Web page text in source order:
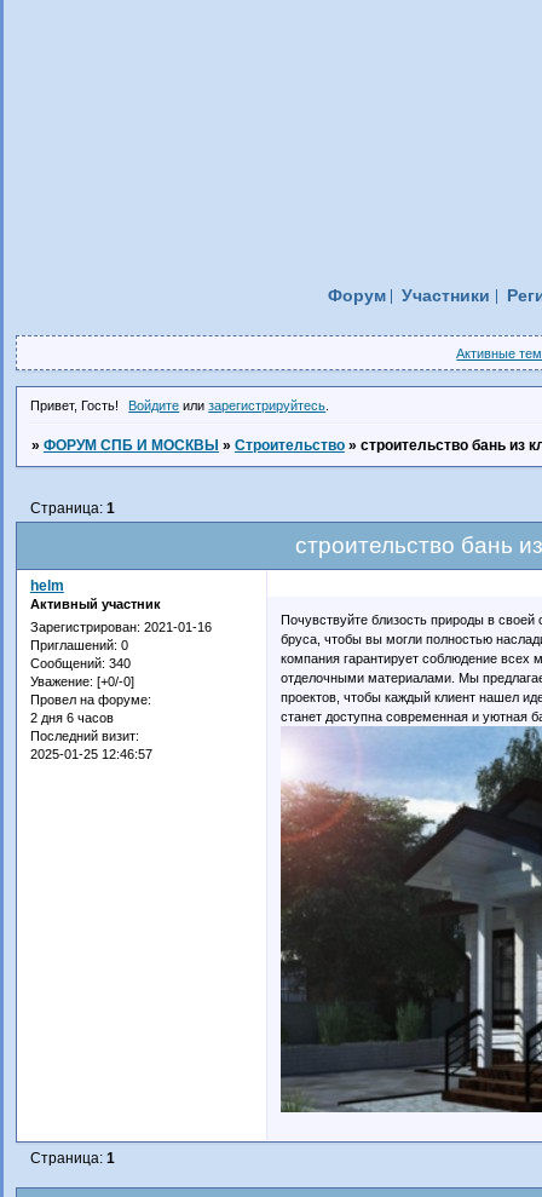
Форум Участники
Активные
Привет, Гость! Войдите илизарегистрируйтесь
» ФОРУМ СПБ И МОСКВЫ » Строительство » строительство бань из
строительство бань
Страница: 1
helm
Активный участник
Зарегистрирован: 2021-01-16
Приглашений: 0
Сообщений: 340
Уважение: [+0/-0]
Провел на форуме:
2 дня 6 часов
Последний визит:
2025-01-25 12:46:57
Почувствуйте близость природы в
бруса, чтобы вы могли полностью
компания гарантирует соблюдение всех
отделочными материалами. Мы
проектов, чтобы каждый клиент нашел
станет доступна современная и уютная
Страница: 1